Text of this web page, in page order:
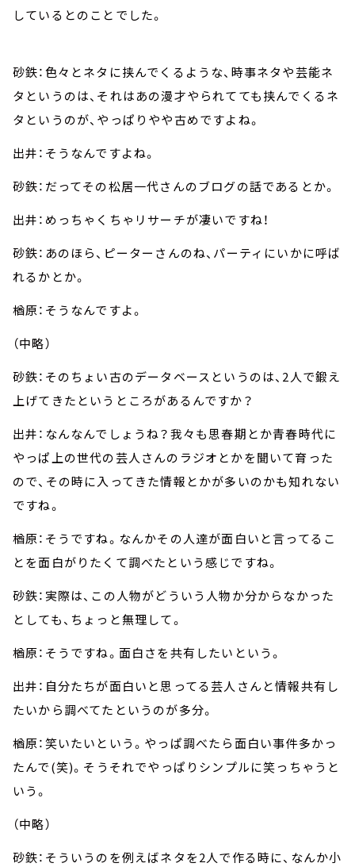
しているとのことでした。
砂鉄：色々とネタに挟んでくるような、時事ネタや芸能ネ
タというのは、それはあの漫才やられてても挟んでくるネ
タというのが、やっぱりやや古めですよね。
出井：そうなんですよね。
砂鉄：だってその松居一代さんのブログの話であるとか。
出井：めっちゃくちゃリサーチが凄いですね！
砂鉄：あのほら、ピーターさんのね、パーティにいかに呼ば
れるかとか。
楢原：そうなんですよ。
（中略）
砂鉄：そのちょい古のデータベースというのは、2人で鍛え
上げてきたというところがあるんですか？
出井：なんなんでしょうね？我々も思春期とか青春時代に
やっぱ上の世代の芸人さんのラジオとかを聞いて育った
ので、その時に入ってきた情報とかが多いのかも知れない
ですね。
楢原：そうですね。なんかその人達が面白いと言ってるこ
とを面白がりたくて調べたという感じですね。
砂鉄：実際は、この人物がどういう人物か分からなかった
としても、ちょっと無理して。
楢原：そうですね。面白さを共有したいという。
出井：自分たちが面白いと思ってる芸人さんと情報共有し
たいから調べてたというのが多分。
楢原：笑いたいという。やっぱ調べたら面白い事件多かっ
たんで(笑)。そうそれでやっぱりシンプルに笑っちゃうと
いう。
（中略）
砂鉄：そういうのを例えばネタを2人で作る時に、なんか小